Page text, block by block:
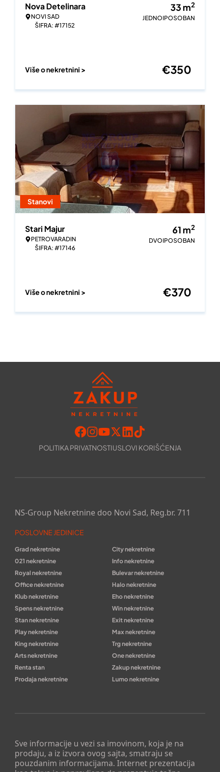
Nova Detelinara
NOVI SAD
ŠIFRA: #17152
33 m2
JEDNOIPOSOBAN
Više o nekretnini > €350
Stanovi
Stari Majur
PETROVARADIN
ŠIFRA: #17146
61 m2
DVOIPOSOBAN
Više o nekretnini > €370
POLITIKA PRIVATNOSTIUSLOVI KORIŠĆENJA
Sve informacije u vezi sa imovinom, koja je na
prodaju, a iz izvora ovog sajta, smatraju se
pouzdanim informacijama. Internet prezentacija
NS-Group Nekretnine doo Novi Sad, Reg.br. 711
POSLOVNE JEDINICE
Grad nekretnine
City nekretnine
021 nekretnine
Info nekretnine
Royal nekretnine
Bulevar nekretnine
Office nekretnine
Halo nekretnine
Klub nekretnine
Eho nekretnine
Spens nekretnine
Win nekretnine
Stan nekretnine
Exit nekretnine
Play nekretnine
Max nekretnine
King nekretnine
Trg nekretnine
Arts nekretnine
One nekretnine
Renta stan
Zakup nekretnine
Prodaja nekretnine
Lumo nekretnine